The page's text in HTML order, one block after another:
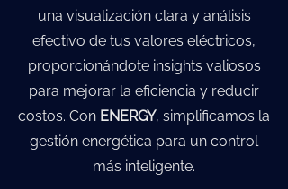
una visualización clara y análisis
efectivo de tus valores eléctricos,
proporcionándote insights valiosos
para mejorar la eficiencia y reducir
costos. Con ENERGY, simplificamos la
gestión energética para un control
más inteligente.